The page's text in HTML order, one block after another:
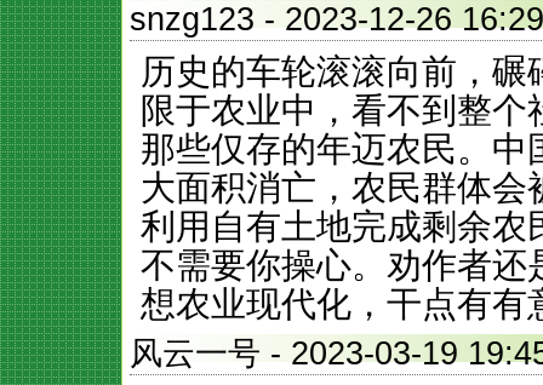
snzg123 - 2023-12-26
历史的车轮滚滚向前，
限于农业中，看不到整
那些仅存的年迈农民。
大面积消亡，农民群体
利用自有土地完成剩余
不需要你操心。劝作者
想农业现代化，干点有有
风云一号 - 2023-03-19